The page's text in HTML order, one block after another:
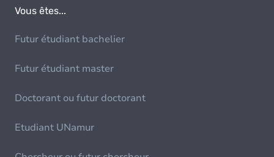
Vous êtes...
Futur étudiant bachelier
Futur étudiant master
Doctorant ou futur doctorant
Etudiant UNamur